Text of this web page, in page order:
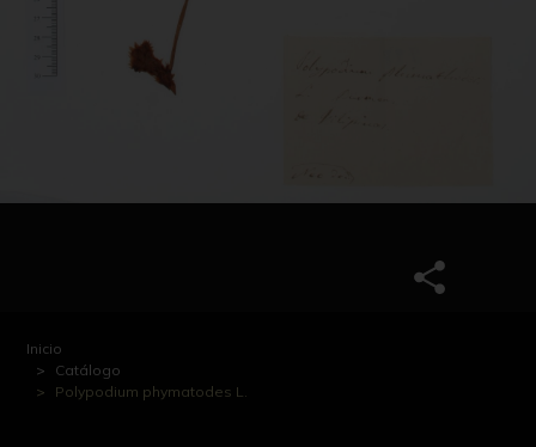
Inicio
Catálogo
Polypodium phymatodes L.